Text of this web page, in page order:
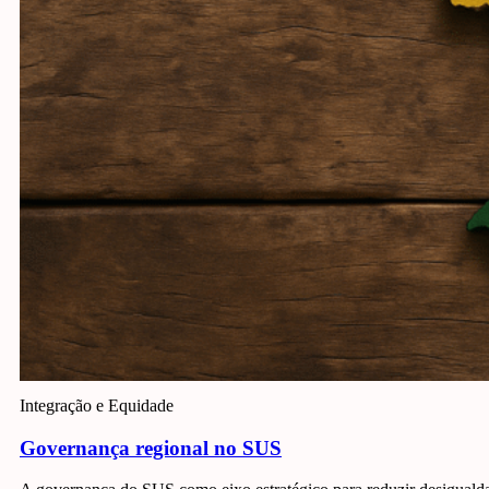
Integração e Equidade
Governança regional no SUS